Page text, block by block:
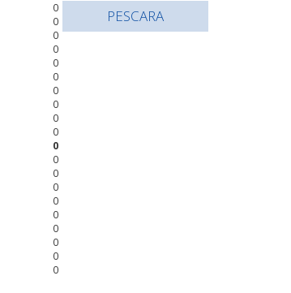
0
0
0
0
0
0
0
0
0
0
0
0
0
0
0
0
0
0
0
0
PESCARA